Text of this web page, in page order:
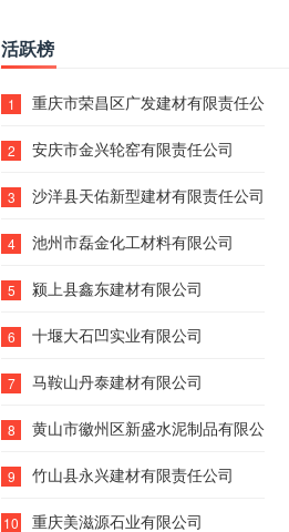
活跃榜
1 重庆市荣昌区广发建材有限责任公司
2 安庆市金兴轮窑有限责任公司
3 沙洋县天佑新型建材有限责任公司
4 池州市磊金化工材料有限公司
5 颍上县鑫东建材有限公司
6 十堰大石凹实业有限公司
7 马鞍山丹泰建材有限公司
8 黄山市徽州区新盛水泥制品有限公司
9 竹山县永兴建材有限责任公司
10 重庆美滋源石业有限公司